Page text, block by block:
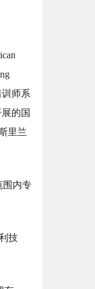
师系
的国
里兰
围内专
技